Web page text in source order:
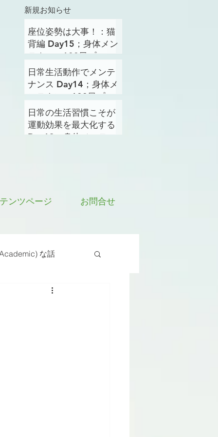
新規お知らせ
座位姿勢は大事！：猫
背編 Day15；身体メン
テナンス100日プロジ
ェクト
日常生活動作でメンテ
ナンス Day14；身体メ
ンテナンス100日プロ
ジェクト
日常の生活習慣こそが
運動効果を最大化する
Day13；身体メンテナ
ンツページ お問合せ
な話